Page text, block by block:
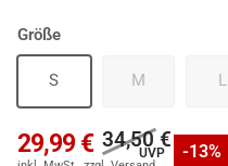
Größe
S M L
29,99 € 34,50 € -13%